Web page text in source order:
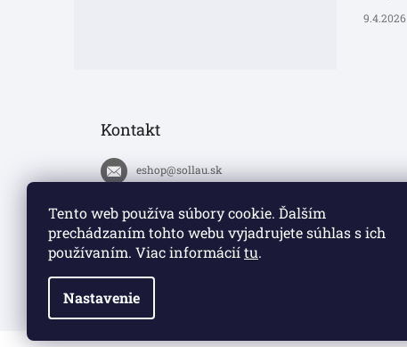
Tento web používa súbory cookie. Ďalším
prechádzaním tohto webu vyjadrujete súhlas s ich
používaním. Viac informáciítu.
Nastavenie
9.4.2026
Kontakt
eshop@sollau.sk
+420 778 110 059
https://www.facebook.com/solla